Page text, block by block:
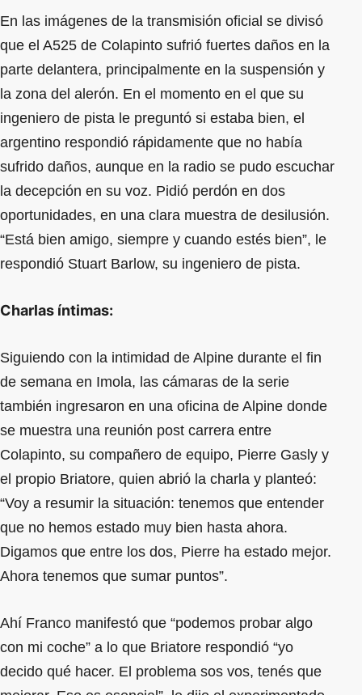
En las imágenes de la transmisión oficial se divisó
que el A525 de Colapinto sufrió fuertes daños en la
parte delantera, principalmente en la suspensión y
la zona del alerón. En el momento en el que su
ingeniero de pista le preguntó si estaba bien, el
argentino respondió rápidamente que no había
sufrido daños, aunque en la radio se pudo escuchar
la decepción en su voz. Pidió perdón en dos
oportunidades, en una clara muestra de desilusión.
“Está bien amigo, siempre y cuando estés bien”, le
respondió Stuart Barlow, su ingeniero de pista.
Charlas íntimas:
Siguiendo con la intimidad de Alpine durante el fin
de semana en Imola, las cámaras de la serie
también ingresaron en una oficina de Alpine donde
se muestra una reunión post carrera entre
Colapinto, su compañero de equipo, Pierre Gasly y
el propio Briatore, quien abrió la charla y planteó:
“Voy a resumir la situación: tenemos que entender
que no hemos estado muy bien hasta ahora.
Digamos que entre los dos, Pierre ha estado mejor.
Ahora tenemos que sumar puntos”.
Ahí Franco manifestó que “podemos probar algo
con mi coche” a lo que Briatore respondió “yo
decido qué hacer. El problema sos vos, tenés que